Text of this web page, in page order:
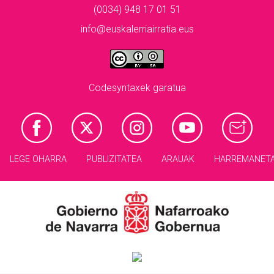
(0034) 948 17 01 51
info@euskalerriairratia.eus
Codesyntaxek garatua
LEGE OHARRA PUBLIZITATEA ARAUAK